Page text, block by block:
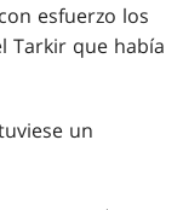
esfuerzo los
Tarkir que había
un